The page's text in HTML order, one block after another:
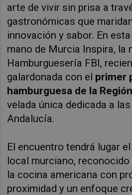
arte de vivir sin prisa a
gastronómicas que
innovación y sabor. En
mano de Murcia Inspira, la
Hamburguesería FBI,
galardonada con el primer
hamburguesa de la Región
velada única dedicada a las
Andalucía.
El encuentro tendrá lugar
local murciano,
la cocina americana con
proximidad y un enfoque